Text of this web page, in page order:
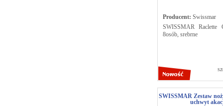
Producent: Swissmar
SWISSMAR Raclette
8osób, srebrne
SWISSMAR Zestaw
uchwyt